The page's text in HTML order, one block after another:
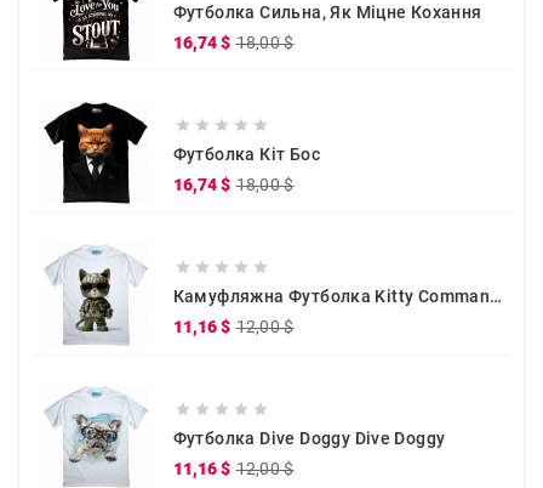
Футболка Сильна, Як Міцне Кохання
16,74 $ 18,00 $
    
Футболка Кіт Бос
16,74 $ 18,00 $
    
Камуфляжна Футболка Kitty Commander
11,16 $ 12,00 $
    
Футболка Dive Doggy Dive Doggy
11,16 $ 12,00 $